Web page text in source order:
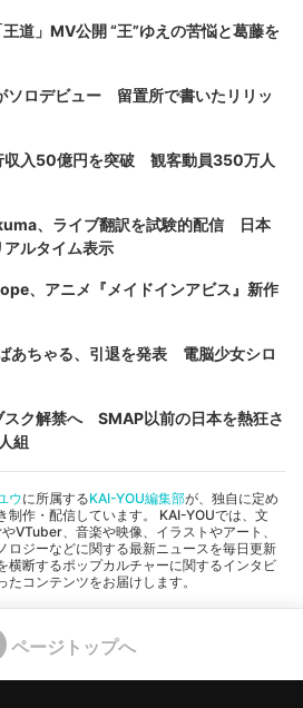
道」MV公開 “王”ゆえの苦悩と葛藤を
ソロデビュー 留置所で書いたリリッ
収入50億円を突破 観客動員350万人
、ライブ翻訳を試験的配信 日本
ルタイム表示
、アニメ『メイドインアビス』新作
あちゃる、引退を発表 電脳少女シロ
スク解禁へ SMAP以前の日本を熱狂さ
組
ウに所属するKAI-YOU編集部が、独自に定め
制作・配信しています。 KAI-YOUでは、文
VTuber、音楽や映像、イラストやアート、
ロジーなどに関する最新ニュースを毎日更新
横断するポップカルチャーに関するインタビ
コンテンツをお届けします。
ページトップへ